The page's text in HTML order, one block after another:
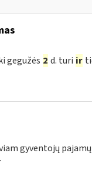
gegužės 2 d. turi ir
gyventojų